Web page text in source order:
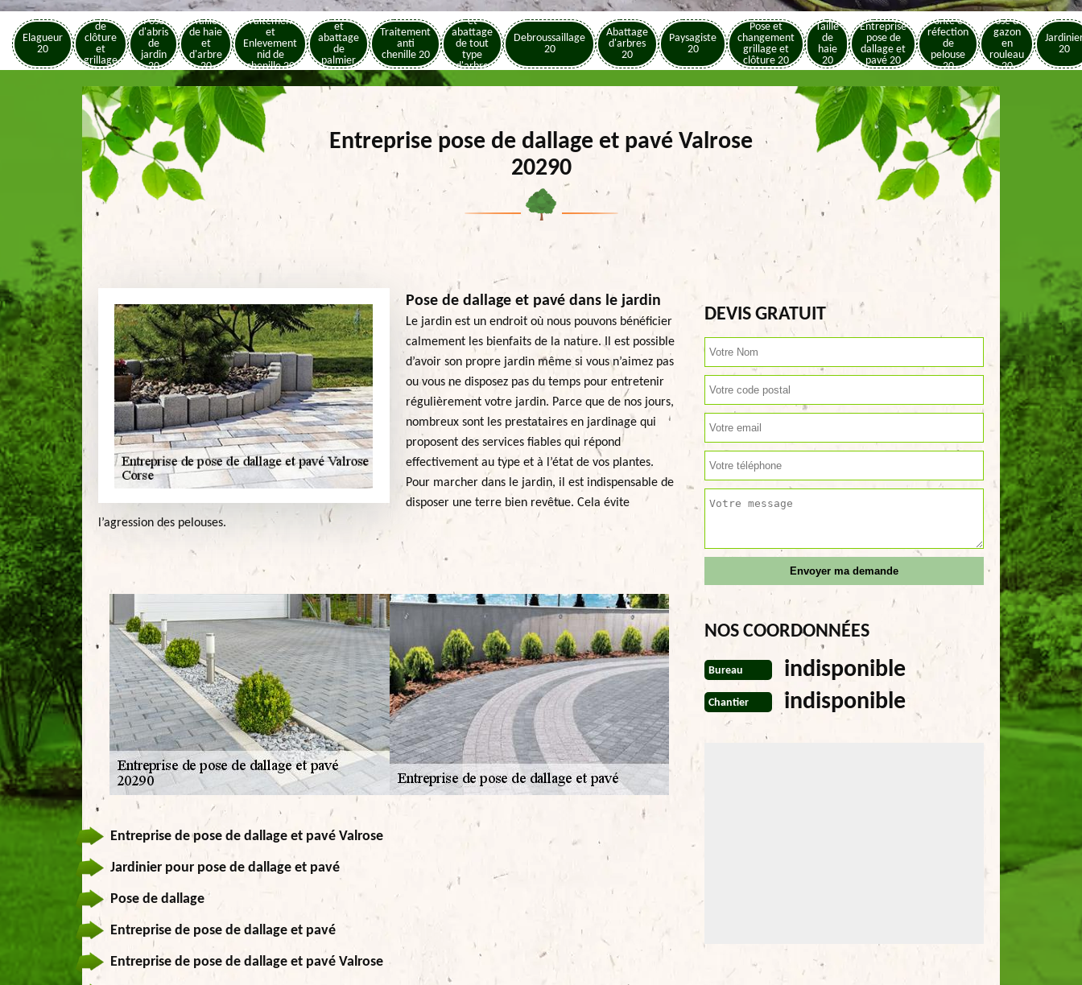
Elagueur
20
Pose
de
clôture
et
grillage
20
Pose
d'abris
de
jardin
20
Taille
de haie
et
d'arbre
20
Traitement
et
Enlevement
nid de
chenille 20
Elagage
et
abattage
de
palmier
20
Traitement
anti
chenille 20
Elagage
et
abattage
de tout
type
d'arbre
Debroussaillage
20
Abattage
d'arbres
20
Paysagiste
20
Pose et
changement
grillage et
clôture 20
Taille
de
haie
20
Entreprise
pose de
dallage et
pavé 20
Tonte et
réfection
de
pelouse
20
Pose de
gazon
en
rouleau
20
20
Entreprise pose de dallage et pavé Valrose
20290
Pose de dallage et pavé dans le jardin
Le jardin est un endroit où nous pouvons bénéficier
calmement les bienfaits de la nature. Il est possible
d’avoir son propre jardin même si vous n’aimez pas
ou vous ne disposez pas du temps pour entretenir
régulièrement votre jardin. Parce que de nos jours,
nombreux sont les prestataires en jardinage qui
proposent des services fiables qui répond
effectivement au type et à l’état de vos plantes.
Pour marcher dans le jardin, il est indispensable de
disposer une terre bien revêtue. Cela évite
l’agression des pelouses.
Entreprise de pose de dallage et pavé Valrose
Jardinier pour pose de dallage et pavé
Pose de dallage
Entreprise de pose de dallage et pavé
Entreprise de pose de dallage et pavé Valrose
DEVIS GRATUIT
NOS COORDONNÉES
Bureau indisponible
Chantier indisponible